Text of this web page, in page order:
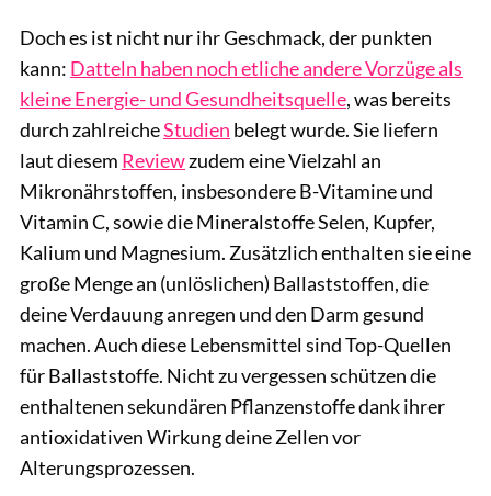
Doch es ist nicht nur ihr Geschmack, der punkten
kann: Datteln haben noch etliche andere Vorzüge als
kleine Energie- und Gesundheitsquelle, was bereits
durch zahlreicheStudien belegt wurde. Sie liefern
laut diesem Reviewzudem eine Vielzahl an
Mikronährstoffen, insbesondere B-Vitamine und
Vitamin C, sowie die Mineralstoffe Selen, Kupfer,
Kalium und Magnesium. Zusätzlich enthalten sie eine
große Menge an (unlöslichen) Ballaststoffen, die
deine Verdauung anregen und den Darm gesund
machen. Auch diese Lebensmittel sind Top-Quellen
für Ballaststoffe. Nicht zu vergessen schützen die
enthaltenen sekundären Pflanzenstoffe dank ihrer
antioxidativen Wirkung deine Zellen vor
Alterungsprozessen.